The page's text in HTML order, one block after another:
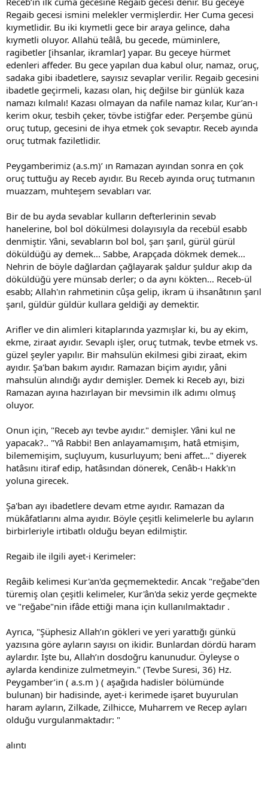
Regaib gecesi ismini melekler vermişlerdir. Her Cuma gecesi
kıymetlidir. Bu iki kıymetli gece bir araya gelince, daha
kıymetli oluyor. Allahü teâlâ, bu gecede, müminlere,
ragibetler [ihsanlar, ikramlar] yapar. Bu geceye hürmet
edenleri affeder. Bu gece yapılan dua kabul olur, namaz, oruç,
sadaka gibi ibadetlere, sayısız sevaplar verilir. Regaib gecesini
ibadetle geçirmeli, kazası olan, hiç değilse bir günlük kaza
namazı kılmalı! Kazası olmayan da nafile namaz kılar, Kur’an-ı
kerim okur, tesbih çeker, tövbe istiğfar eder. Perşembe günü
oruç tutup, gecesini de ihya etmek çok sevaptır. Receb ayında
oruç tutmak faziletlidir.
Peygamberimiz (a.s.m)’ ın Ramazan ayından sonra en çok
oruç tuttuğu ay Receb ayıdır. Bu Receb ayında oruç tutmanın
muazzam, muhteşem sevabları var.
Bir de bu ayda sevablar kulların defterlerinin sevab
hanelerine, bol bol dökülmesi dolayısıyla da recebül esabb
denmiştir. Yâni, sevabların bol bol, şarı şarıl, gürül gürül
döküldüğü ay demek... Sabbe, Arapçada dökmek demek...
Nehrin de böyle dağlardan çağlayarak şaldur şuldur akıp da
döküldüğü yere münsab derler; o da aynı kökten... Receb-ül
esabb; Allah'ın rahmetinin cûşa gelip, ikram ü ihsanâtının şarıl
şarıl, güldür güldür kullara geldiği ay demektir.
Arifler ve din alimleri kitaplarında yazmışlar ki, bu ay ekim,
ekme, ziraat ayıdır. Sevaplı işler, oruç tutmak, tevbe etmek vs.
güzel şeyler yapılır. Bir mahsulün ekilmesi gibi ziraat, ekim
ayıdır. Şa'ban bakım ayıdır. Ramazan biçim ayıdır, yâni
mahsulün alındığı aydır demişler. Demek ki Receb ayı, bizi
Ramazan ayına hazırlayan bir mevsimin ilk adımı olmuş
oluyor.
Onun için, "Receb ayı tevbe ayıdır." demişler. Yâni kul ne
yapacak?.. "Yâ Rabbi! Ben anlayamamışım, hatâ etmişim,
bilememişim, suçluyum, kusurluyum; beni affet..." diyerek
hatâsını itiraf edip, hatâsından dönerek, Cenâb-ı Hakk'ın
yoluna girecek.
Şa'ban ayı ibadetlere devam etme ayıdır. Ramazan da
mükâfatlarını alma ayıdır. Böyle çeşitli kelimelerle bu ayların
birbirleriyle irtibatlı olduğu beyan edilmiştir.
Regaib ile ilgili ayet-i Kerimeler:
Regâib kelimesi Kur'an'da geçmemektedir. Ancak "reğabe"den
türemiş olan çeşitli kelimeler, Kur'ân'da sekiz yerde geçmekte
ve "reğabe"nin ifâde ettiği mana için kullanılmaktadır .
Ayrıca, "Şüphesiz Allah’ın gökleri ve yeri yarattığı günkü
yazısına göre ayların sayısı on ikidir. Bunlardan dördü haram
aylardır. İşte bu, Allah’ın dosdoğru kanunudur. Öyleyse o
aylarda kendinize zulmetmeyin." (Tevbe Suresi, 36) Hz.
Peygamber’in ( a.s.m ) ( aşağıda hadisler bölümünde
bulunan) bir hadisinde, ayet-i kerimede işaret buyurulan
haram ayların, Zilkade, Zilhicce, Muharrem ve Recep ayları
olduğu vurgulanmaktadır: "
alıntı